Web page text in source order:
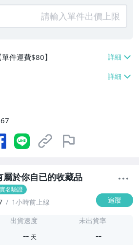
件運費$80】
屬於你自已的收藏品
實名驗證
1小時前上線 追蹤
出貨速度
-- 天
未出貨率
--